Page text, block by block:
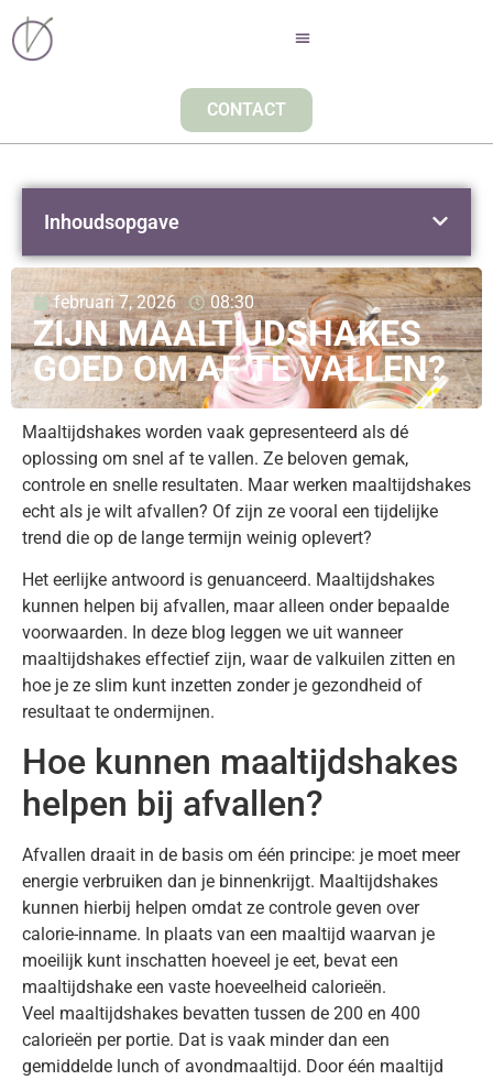
CONTACT
februari 7, 2026 08:30
ZIJN MAALTIJDSHAKES
GOED OM AF TE VALLEN?
Maaltijdshakes worden vaak gepresenteerd als dé
oplossing om snel af te vallen. Ze beloven gemak,
controle en snelle resultaten. Maar werken maaltijdshakes
echt als je wilt afvallen? Of zijn ze vooral een tijdelijke
trend die op de lange termijn weinig oplevert?
Het eerlijke antwoord is genuanceerd. Maaltijdshakes
kunnen helpen bij afvallen, maar alleen onder bepaalde
voorwaarden. In deze blog leggen we uit wanneer
maaltijdshakes effectief zijn, waar de valkuilen zitten en
hoe je ze slim kunt inzetten zonder je gezondheid of
resultaat te ondermijnen.
Hoe kunnen maaltijdshakes
helpen bij afvallen?
Afvallen draait in de basis om één principe: je moet meer
energie verbruiken dan je binnenkrijgt. Maaltijdshakes
kunnen hierbij helpen omdat ze controle geven over
calorie-inname. In plaats van een maaltijd waarvan je
moeilijk kunt inschatten hoeveel je eet, bevat een
maaltijdshake een vaste hoeveelheid calorieën.
Veel maaltijdshakes bevatten tussen de 200 en 400
calorieën per portie. Dat is vaak minder dan een
gemiddelde lunch of avondmaaltijd. Door één maaltijd
Inhoudsopgave